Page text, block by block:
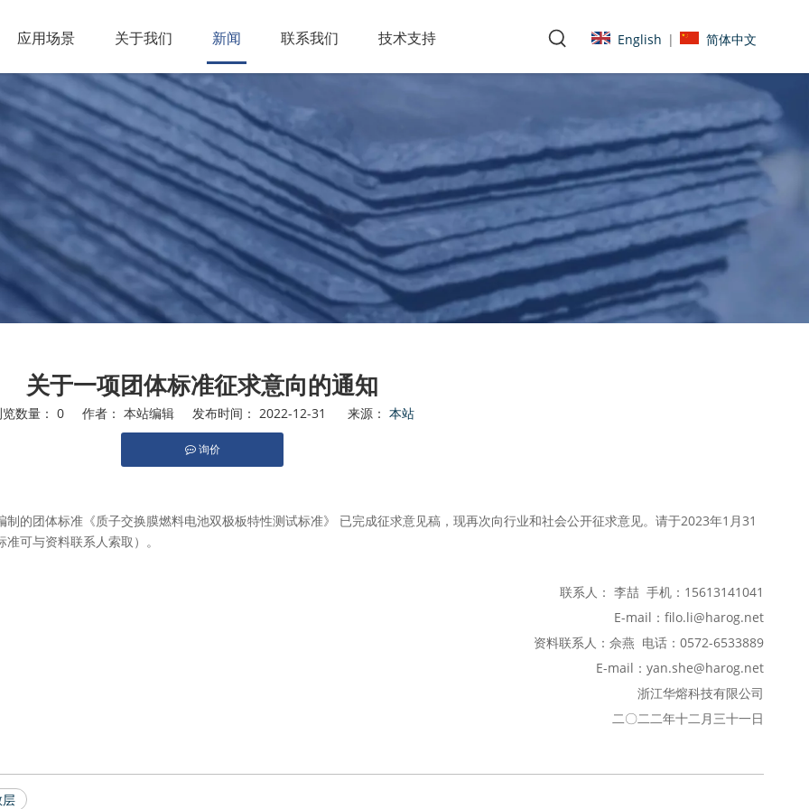
应用场景 关于我们 新闻 联系我们 技术支持 English | 简体中文
关于一项团体标准征求意向的通知
数量： 0 作者： 本站编辑 发布时间： 2022-12-31 来源： 本站
询价
的团体标准《质子交换膜燃料电池双极板特性测试标准》 已完成征求意见稿，现再次向行业和社会公开征求意见。请于2023年1月31
可与资料联系人索取）。
联系人： 李喆 手机：15613141041
E-mail：filo.li@harog.net
资料联系人：佘燕 电话：0572-6533889
E-mail：yan.she@harog.net
浙江华熔科技有限公司
二〇二二年十二月三十一日